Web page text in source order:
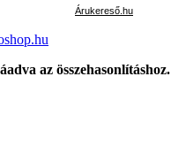
Árukereső.hu
az összehasonlításhoz.